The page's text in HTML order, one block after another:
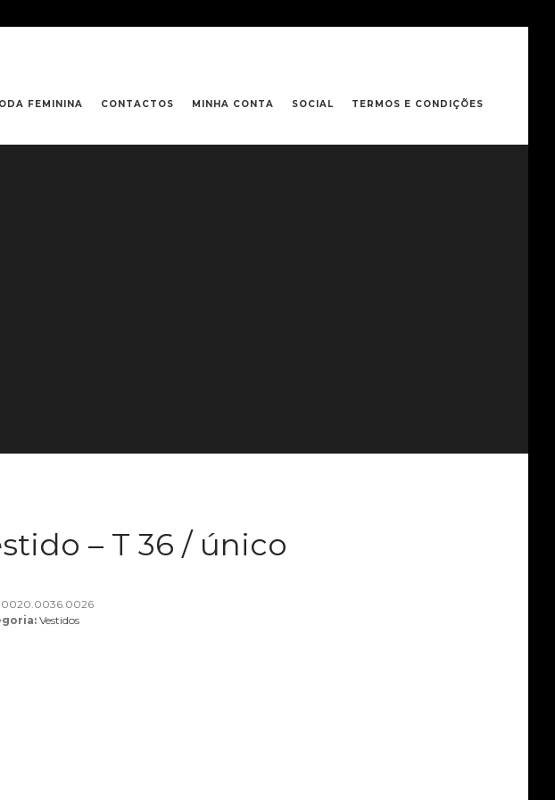
FEMININA CONTACTOS MINHA CONTA SOCIAL TERMOS E CONDIÇÕES
– T 36 / único
0020.0036.0026
Vestidos